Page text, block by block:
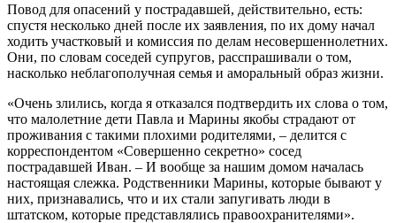
Повод для опасений у пострадавшей, действительно, есть:
спустя несколько дней после их заявления, по их дому начал
ходить участковый и комиссия по делам несовершеннолетних.
Они, по словам соседей супругов, расспрашивали о том,
насколько неблагополучная семья и аморальный образ жизни.
«Очень злились, когда я отказался подтвердить их слова о том,
что малолетние дети Павла и Марины якобы страдают от
проживания с такими плохими родителями, – делится с
корреспондентом «Совершенно секретно» сосед
пострадавшей Иван. – И вообще за нашим домом началась
настоящая слежка. Родственники Марины, которые бывают у
них, признавались, что и их стали запугивать люди в
штатском, которые представлялись правоохранителями».